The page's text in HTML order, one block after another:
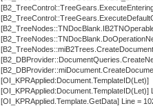
[OI_KPRApplied:Document.TemplateID(Let)]
[OI_KPRApplied:Document.TemplateID(Let)]
[OI_KPRApplied.Template.GetData] Line =